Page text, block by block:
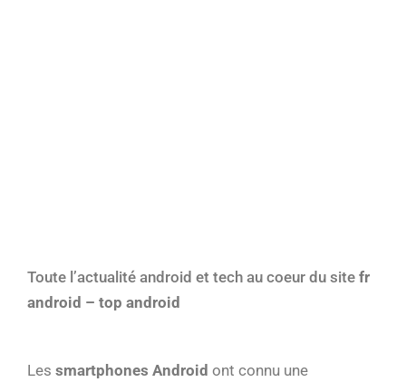
Toute l’actualité android et tech au coeur du site fr
android – top android
Les smartphones Android ont connu une